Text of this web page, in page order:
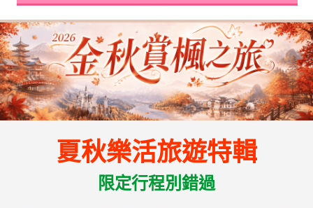
夏秋樂活旅遊特輯
限定行程別錯過